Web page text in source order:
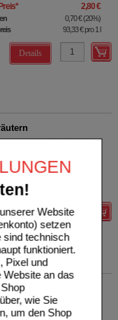
Website
setzen
sind technisch
funktioniert.
Pixel und
Website an das
wie Sie
um den Shop
* 2,80 €
0,70 €(20%)
93,33 €pro 1 l
Details
Details